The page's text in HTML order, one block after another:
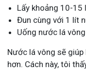
Lấy khoảng 10-15
Đun cùng với 1 lít
Uống nước lá
Nước lá vông sẽ
hơn. Cách này, tôi